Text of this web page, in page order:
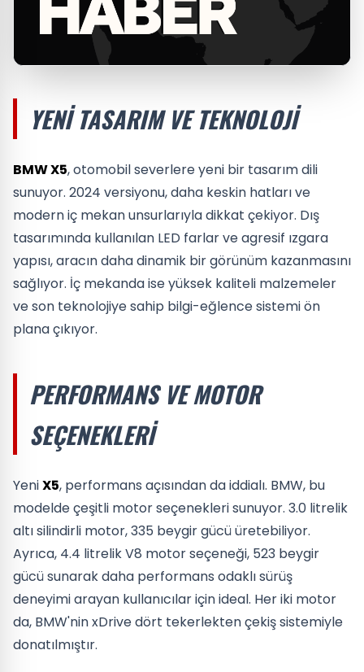
YENI TASARIM VE TEKNOLOJI
BMW X5, otomobil severlere yeni bir tasarım dili
sunuyor. 2024 versiyonu, daha keskin hatları ve
modern iç mekan unsurlarıyla dikkat çekiyor. Dış
tasarımında kullanılan LED farlar ve agresif ızgara
yapısı, aracın daha dinamik bir görünüm kazanmasını
sağlıyor. İç mekanda ise yüksek kaliteli malzemeler
ve son teknolojiye sahip bilgi-eğlence sistemi ön
plana çıkıyor.
PERFORMANS VE MOTOR
SEÇENEKLERI
YeniX5, performans açısından da iddialı. BMW, bu
modelde çeşitli motor seçenekleri sunuyor. 3.0 litrelik
altı silindirli motor, 335 beygir gücü üretebiliyor.
Ayrıca, 4.4 litrelik V8 motor seçeneği, 523 beygir
gücü sunarak daha performans odaklı sürüş
deneyimi arayan kullanıcılar için ideal. Her iki motor
da, BMW'nin xDrive dört tekerlekten çekiş sistemiyle
donatılmıştır.